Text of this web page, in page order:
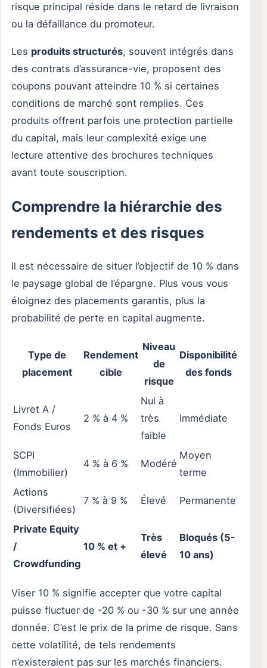
risque principal réside dans le retard de livraison
ou la défaillance du promoteur.
Les produits structurés, souvent intégrés dans
des contrats d’assurance-vie, proposent des
coupons pouvant atteindre 10 % si certaines
conditions de marché sont remplies. Ces
produits offrent parfois une protection partielle
du capital, mais leur complexité exige une
lecture attentive des brochures techniques
avant toute souscription.
Comprendre la hiérarchie des
rendements et des risques
Il est nécessaire de situer l’objectif de 10 % dans
le paysage global de l’épargne. Plus vous vous
éloignez des placements garantis, plus la
probabilité de perte en capital augmente.
Type de
placement
Rendement
cible
Niveau
de
risque
Disponibilité
des fonds
Livret A /
Fonds Euros
2 % à 4 %
Nul à
très
faible
Immédiate
SCPI
(Immobilier)
4 % à 6 % Modéré
Moyen
terme
Actions
(Diversifiées)
7 % à 9 % Élevé Permanente
Private Equity
/
Crowdfunding
10 % et +
Très
élevé
Bloqués (5-
10 ans)
Viser 10 % signifie accepter que votre capital
puisse fluctuer de -20 % ou -30 % sur une année
donnée. C’est le prix de la prime de risque. Sans
cette volatilité, de tels rendements
n’existeraient pas sur les marchés financiers.